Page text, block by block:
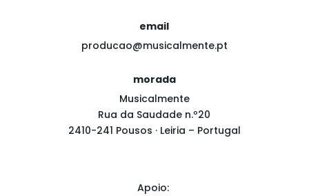
email
producao@musicalmente.pt
morada
Musicalmente
Rua da Saudade n.º20
2410-241 Pousos · Leiria – Portugal
Apoio: